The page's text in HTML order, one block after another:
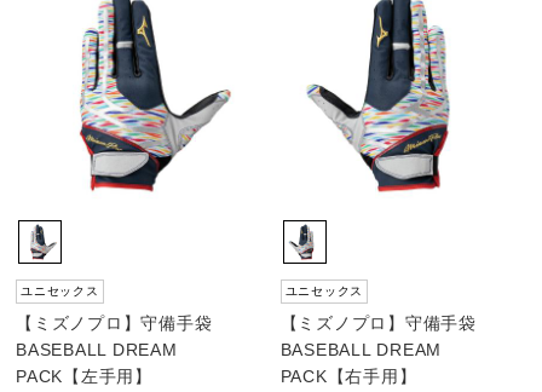
バドミントン
陸上競技
ソフトボール
ユニセックス
【ミズノプロ】守備手袋
BASEBALL DREAM
PACK【左手用】
ユニセックス
【ミズノプロ】守備手袋
BASEBALL DREAM
PACK【右手用】